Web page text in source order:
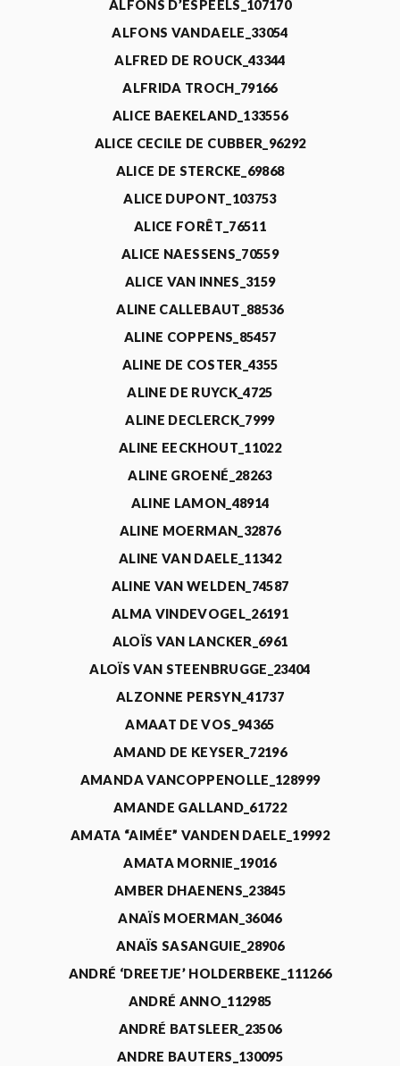
ALFONS D’ESPEELS_107170
ALFONS VANDAELE_33054
ALFRED DE ROUCK_43344
ALFRIDA TROCH_79166
ALICE BAEKELAND_133556
ALICE CECILE DE CUBBER_96292
ALICE DE STERCKE_69868
ALICE DUPONT_103753
ALICE FORÊT_76511
ALICE NAESSENS_70559
ALICE VAN INNES_3159
ALINE CALLEBAUT_88536
ALINE COPPENS_85457
ALINE DE COSTER_4355
ALINE DE RUYCK_4725
ALINE DECLERCK_7999
ALINE EECKHOUT_11022
ALINE GROENÉ_28263
ALINE LAMON_48914
ALINE MOERMAN_32876
ALINE VAN DAELE_11342
ALINE VAN WELDEN_74587
ALMA VINDEVOGEL_26191
ALOÏS VAN LANCKER_6961
ALOÏS VAN STEENBRUGGE_23404
ALZONNE PERSYN_41737
AMAAT DE VOS_94365
AMAND DE KEYSER_72196
AMANDA VANCOPPENOLLE_128999
AMANDE GALLAND_61722
AMATA “AIMÉE” VANDEN DAELE_19992
AMATA MORNIE_19016
AMBER DHAENENS_23845
ANAÏS MOERMAN_36046
ANAÏS SASANGUIE_28906
ANDRÉ ‘DREETJE’ HOLDERBEKE_111266
ANDRÉ ANNO_112985
ANDRÉ BATSLEER_23506
ANDRE BAUTERS_130095